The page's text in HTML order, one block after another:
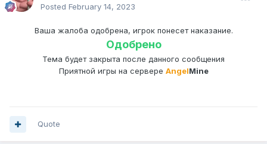
Posted February 14, 2023
Ваша жалоба одобрена, игрок понесет наказание.
Одобрено
Тема будет закрыта после данного сообщения
Приятной игры на сервере AngelMine
Quote